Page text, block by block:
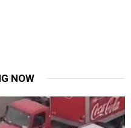
NOW